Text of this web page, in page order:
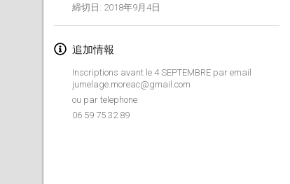
締切日 : 2018年9月4日
追加情報
Inscriptions avant le 4 SEPTEMBRE par email
jumelage.moreac@gmail.com
ou par telephone
06 59 75 32 89
2018年2月11日|
Rakovnické mölkkování
2018年2月24日
2018年2月24日